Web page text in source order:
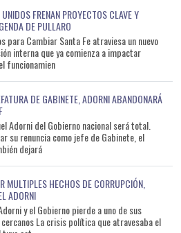
FRENAN PROYECTOS CLAVE Y
DE PULLARO
para Cambiar Santa Fe atraviesa un nuevo
interna que ya comienza a impactar
funcionamien
DE GABINETE, ADORNI ABANDONARÁ
Adorni del Gobierno nacional será total.
su renuncia como jefe de Gabinete, el
dejará
MULTIPLES HECHOS DE CORRUPCIÓN,
ADORNI
y el Gobierno pierde a uno de sus
que atravesaba el